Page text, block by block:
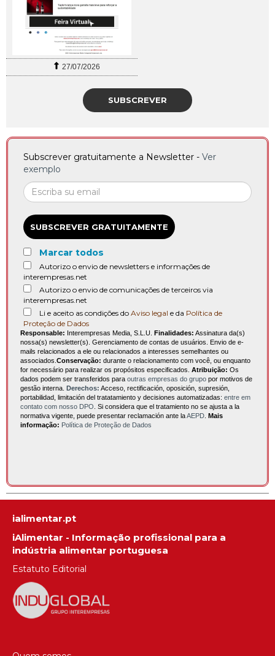
27/07/2026
SUBSCREVER
Subscrever gratuitamente a Newsletter - Ver
exemplo
SUBSCREVER GRATUITAMENTE
Marcar todos
Autorizo o envio de newsletters e informações de
interempresas.net
Autorizo o envio de comunicações de terceiros via
interempresas.net
Li e aceito as condições do Aviso legal e da Política de
Proteção de Dados
Responsable: Interempresas Media, S.L.U. Finalidades: Assinatura da(s)
nossa(s) newsletter(s). Gerenciamento de contas de usuários. Envio de e-
mails relacionados a ele ou relacionados a interesses semelhantes ou
associados. Conservação: durante o relacionamento com você, ou enquanto
for necessário para realizar os propósitos especificados. Atribuição: Os
dados podem ser transferidos para outras empresas do grupo por motivos de
gestão interna. Derechos: Acceso, rectificación, oposición, supresión,
portabilidad, limitación del tratatamiento y decisiones automatizadas: entre em
contato com nosso DPO . Si considera que el tratamiento no se ajusta a la
normativa vigente, puede presentar reclamación ante laAEPD Mais
informação: Política de Proteção de Dados
ialimentar.pt
iAlimentar - Informação profissional para a
indústria alimentar portuguesa
Estatuto Editorial